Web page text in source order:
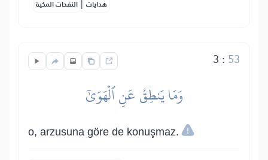
النفحات المكية
هدايات
3 : 53
وَمَا يَنطِقُ عَنِ ٱلۡهَوَىٰٓ
o, arzusuna göre de konuşmaz.